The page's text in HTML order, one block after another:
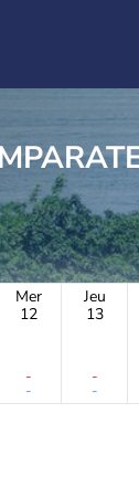
Mer
12
-
-
Jeu
13
-
-